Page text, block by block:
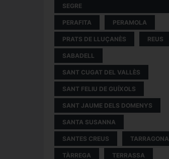
SEGRE
PERAFITA PERAMOLA
PRATS DE LLUÇANÈS REUS
SABADELL
SANT CUGAT DEL VALLÈS
SANT FELIU DE GUÍXOLS
SANT JAUME DELS DOMENYS
SANTA SUSANNA
SANTES CREUS TARRAGONA
TÀRREGA TERRASSA